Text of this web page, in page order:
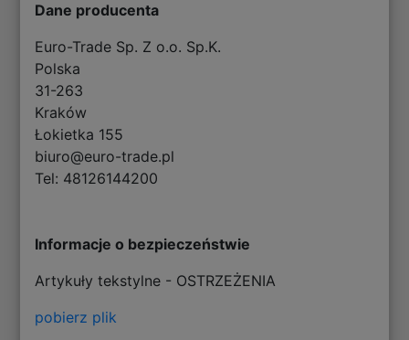
Dane producenta
Euro-Trade Sp. Z o.o. Sp.K.
Polska
31-263
Kraków
Łokietka 155
biuro@euro-trade.pl
Tel: 48126144200
Informacje o bezpieczeństwie
Artykuły tekstylne - OSTRZEŻENIA
pobierz plik